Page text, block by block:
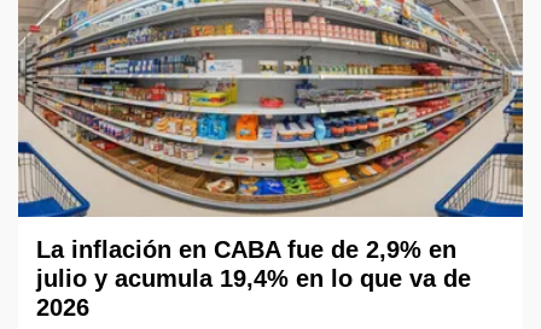
La inflación en CABA fue de 2,9% en
julio y acumula 19,4% en lo que va de
2026